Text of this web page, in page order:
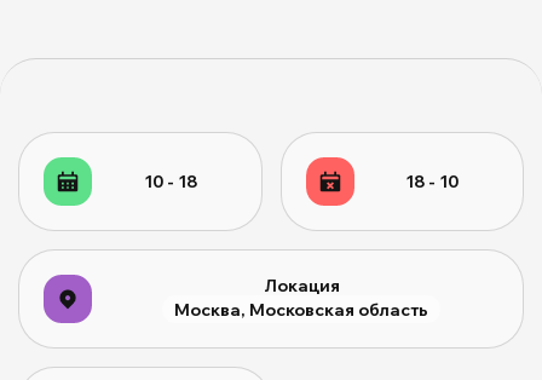
10 - 18 18 - 10
Локация
Москва, Московская область